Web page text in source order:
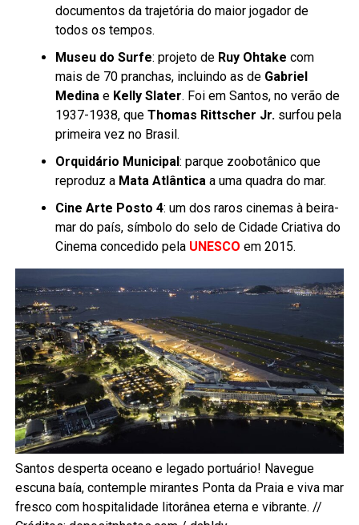
documentos da trajetória do maior jogador de
todos os tempos.
Museu do Surfe: projeto de Ruy Ohtake com
mais de 70 pranchas, incluindo as de Gabriel
Medinae Kelly Slater. Foi em Santos, no verão de
1937-1938, que Thomas Rittscher Jr.surfou pela
primeira vez no Brasil.
Orquidário Municipal: parque zoobotânico que
reproduz a Mata Atlânticaa uma quadra do mar.
Cine Arte Posto 4: um dos raros cinemas à beira-
mar do país, símbolo do selo de Cidade Criativa do
Cinema concedido pela UNESCO em 2015.
Santos desperta oceano e legado portuário! Navegue
escuna baía, contemple mirantes Ponta da Praia e viva mar
fresco com hospitalidade litorânea eterna e vibrante. //